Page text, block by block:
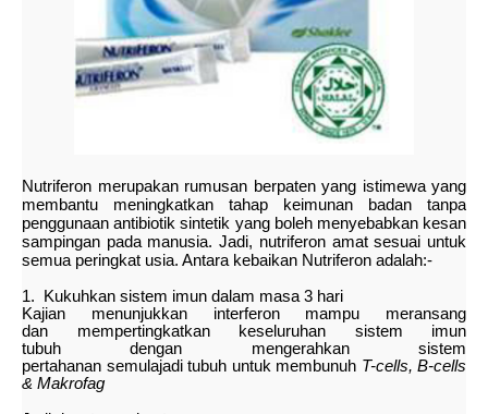
Nutriferon merupakan rumusan berpaten yang istimewa yang
membantu meningkatkan tahap keimunan badan tanpa
penggunaan antibiotik sintetik yang boleh menyebabkan kesan
sampingan pada manusia. Jadi, nutriferon amat sesuai untuk
semua peringkat usia. Antara kebaikan Nutriferon adalah:-
1. Kukuhkan sistem imun dalam masa 3 hari
Kajian menunjukkan interferon mampu meransang
dan mempertingkatkan keseluruhan sistem imun
tubuhdengan mengerahkan sistem
pertahanan semulajadi tubuh untuk membunuh T-cells, B-cells
& Makrofag